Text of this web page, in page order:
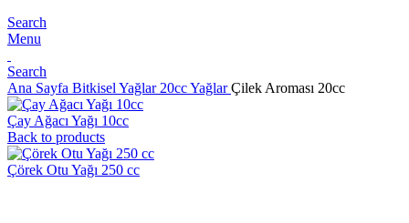
Search
Menu
Search
Ana Sayfa Bitkisel Yağlar 20cc YağlarÇilek Aroması 20cc
Çay Ağacı Yağı 10cc
Back to products
Çörek Otu Yağı 250 cc